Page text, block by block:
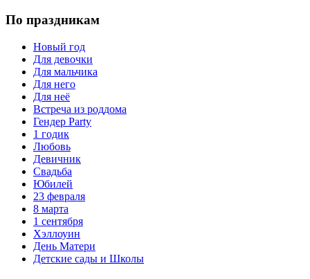
По праздникам
Новый год
Для девочки
Для мальчика
Для него
Для неё
Встреча из роддома
Гендер Party
1 годик
Любовь
Девичник
Свадьба
Юбилей
23 февраля
8 марта
1 сентября
Хэллоуин
День Матери
Детские сады и Школы